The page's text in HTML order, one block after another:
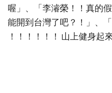
喔」、「李濬榮！！真的
能開到台灣了吧？！」、
！！！！！！ 山上健身起